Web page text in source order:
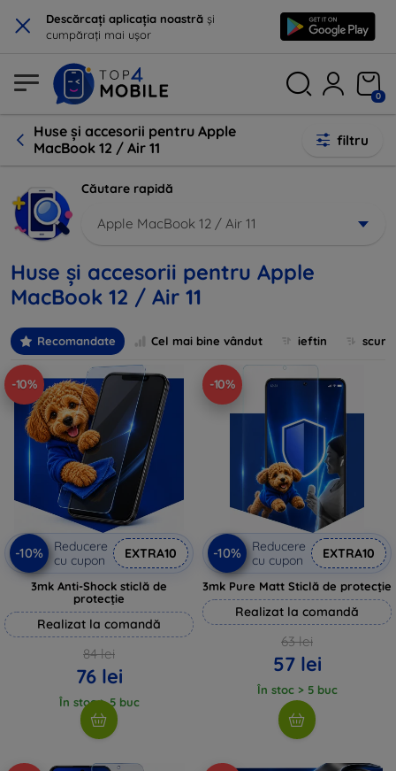
× Descărcați aplicația noastră și
cumpărați mai ușor
0
Huse și accesorii pentru Apple
MacBook 12 / Air 11
filtru
Căutare rapidă
Apple MacBook 12 / Air 11
Huse și accesorii pentru Apple
MacBook 12 / Air 11
Recomandate Cel mai bine vândut ieftin
-10%
-10%
Reducere
cu cupon
EXTRA10
3mk Anti-Shock sticlă de
protecție
Realizat la comandă
84 lei
76 lei
În stoc > 5 buc
-10%
-10%
Reducere
cu cupon
EXTRA10
3mk Pure Matt Sticlă de protecție
Realizat la comandă
63 lei
57 lei
În stoc > 5 buc